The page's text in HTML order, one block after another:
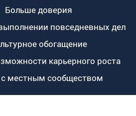
Больше доверия
повседневных дел
обогащение
карьерного роста
с местным сообществом